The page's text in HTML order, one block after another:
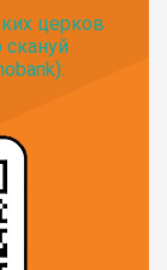
церков
скануй